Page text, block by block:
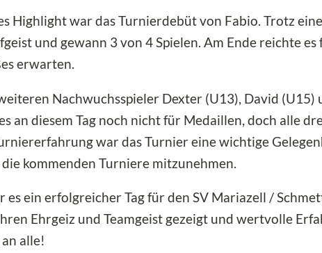
Highlight war das Turnierdebüt von Fabio. Trotz
und gewann 3 von 4 Spielen. Am Ende reichte
erwarten.
Nachwuchsspieler Dexter (U13), David
an diesem Tag noch nicht für Medaillen, doch alle
war das Turnier eine wichtige
kommenden Turniere mitzunehmen.
es ein erfolgreicher Tag für den SV Mariazell /
Ehrgeiz und Teamgeist gezeigt und wertvolle
alle!